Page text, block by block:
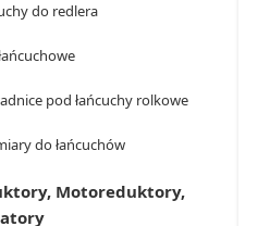
do redlera
pod łańcuchy rolkowe
do łańcuchów
Motoreduktory,